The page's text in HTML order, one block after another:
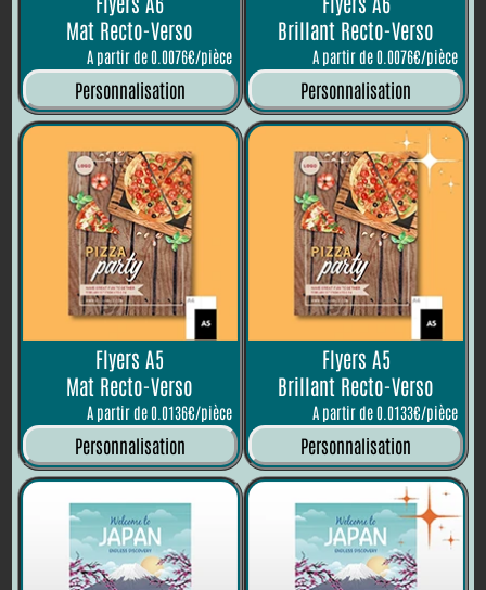
Mat Recto-Verso
A partir de 0.0076€/pièce
Personnalisation
Brillant Recto-Verso
A partir de 0.0076€/pièce
Personnalisation
Flyers A5
Mat Recto-Verso
A partir de 0.0136€/pièce
Personnalisation
Flyers A5
Brillant Recto-Verso
A partir de 0.0133€/pièce
Personnalisation